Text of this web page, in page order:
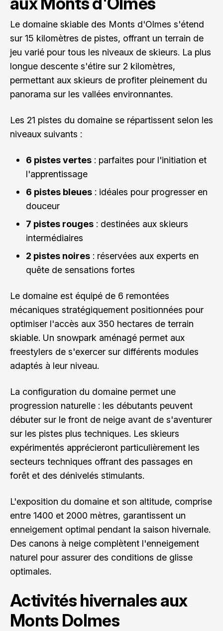
Le domaine skiable des Monts d'Olmes s'étend
sur 15 kilomètres de pistes, offrant un terrain de
jeu varié pour tous les niveaux de skieurs. La plus
longue descente s'étire sur 2 kilomètres,
permettant aux skieurs de profiter pleinement du
panorama sur les vallées environnantes.
Les 21 pistes du domaine se répartissent selon les
niveaux suivants :
6 pistes vertes : parfaites pour l'initiation et
l'apprentissage
6 pistes bleues : idéales pour progresser en
douceur
7 pistes rouges : destinées aux skieurs
intermédiaires
2 pistes noires : réservées aux experts en
quête de sensations fortes
Le domaine est équipé de 6 remontées
mécaniques stratégiquement positionnées pour
optimiser l'accès aux 350 hectares de terrain
skiable. Un snowpark aménagé permet aux
freestylers de s'exercer sur différents modules
adaptés à leur niveau.
La configuration du domaine permet une
progression naturelle : les débutants peuvent
débuter sur le front de neige avant de s'aventurer
sur les pistes plus techniques. Les skieurs
expérimentés apprécieront particulièrement les
secteurs techniques offrant des passages en
forêt et des dénivelés stimulants.
L'exposition du domaine et son altitude, comprise
entre 1400 et 2000 mètres, garantissent un
enneigement optimal pendant la saison hivernale.
Des canons à neige complètent l'enneigement
naturel pour assurer des conditions de glisse
optimales.
Activités hivernales aux
Monts Dolmes